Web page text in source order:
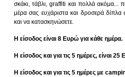
σκάκι, τάβλι, graffiti και πολλά ακόμα...
μέρα σας ευχάριστα και δροσερά δίπλα
και να κατασκηνώσετε.
Η είσοδος είναι 8 Ευρώ για κάθε ημέρα.
Η είσοδος και για τις 5 ημέρες, είναι 25
Η είσοδος και για τις 5 ημέρες με